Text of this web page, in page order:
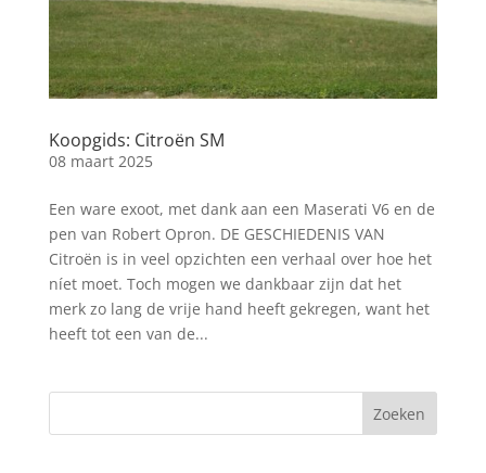
Koopgids: Citroën SM
08 maart 2025
Een ware exoot, met dank aan een Maserati V6 en de
pen van Robert Opron. DE GESCHIEDENIS VAN
Citroën is in veel opzichten een verhaal over hoe het
níet moet. Toch mogen we dankbaar zijn dat het
merk zo lang de vrije hand heeft gekregen, want het
heeft tot een van de...